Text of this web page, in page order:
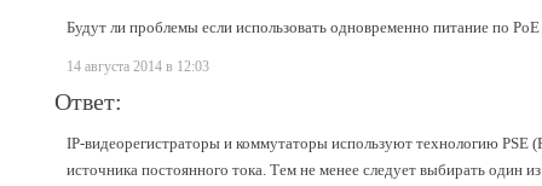
Будут ли проблемы если использовать одновременно питание по
14 августа 2014 в 12:03
Ответ:
IP-видеорегистраторы и коммутаторы используют технологию PSE
источника постоянного тока. Тем не менее следует выбирать один